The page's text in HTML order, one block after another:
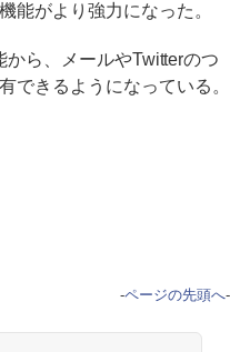
能がより強力になった。
ら、メールやTwitterのつ
できるようになっている。
-ページの先頭へ-